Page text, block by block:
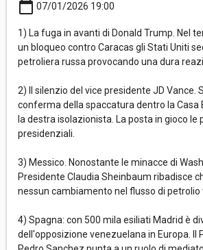
calendar_today 07/01/2026 19:00
1) La fuga in avanti di Donald Trump. Nel
un bloqueo contro Caracas gli Stati Uniti
petroliera russa provocando una dura
2) Il silenzio del vice presidente JD Vance.
conferma della spaccatura dentro la Casa
la destra isolazionista. La posta in gioco le
presidenziali.
3) Messico. Nonostante le minacce di
Presidente Claudia Sheinbaum ribadisce
nessun cambiamento nel flusso di petrolio
4) Spagna: con 500 mila esiliati Madrid è
dell'opposizione venezuelana in Europa. Il